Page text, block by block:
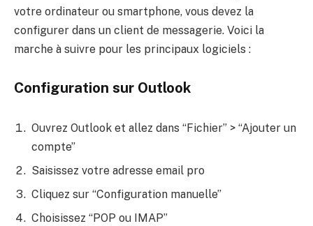
votre ordinateur ou smartphone, vous devez la
configurer dans un client de messagerie. Voici la
marche à suivre pour les principaux logiciels :
Configuration sur Outlook
Ouvrez Outlook et allez dans “Fichier” > “Ajouter un
compte”
Saisissez votre adresse email pro
Cliquez sur “Configuration manuelle”
Choisissez “POP ou IMAP”